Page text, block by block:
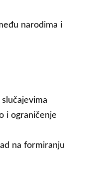
narodima i
i ograničenje
na formiranju